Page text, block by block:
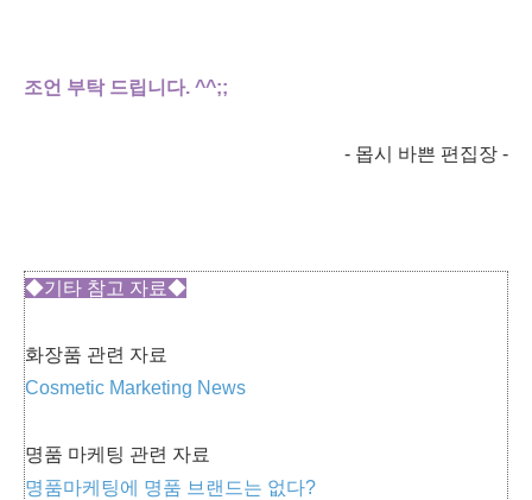
조언 부탁 드립니다. ^^;;
- 몹시 바쁜 편집장 -
◆기타 참고 자료◆
화장품 관련 자료
Cosmetic Marketing News
명품 마케팅 관련 자료
명품마케팅에 명품 브랜드는 없다?